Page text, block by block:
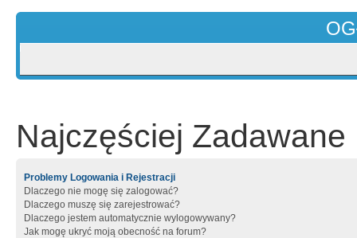
Najczęściej Zadawane
Problemy Logowania i Rejestracji
Dlaczego nie mogę się zalogować?
Dlaczego muszę się zarejestrować?
Dlaczego jestem automatycznie wylogowywany?
Jak mogę ukryć moją obecność na forum?